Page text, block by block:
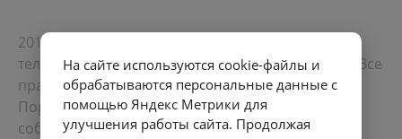
2012-2026 © Портал «Электронное интернет-
телевидение правительства Санкт-Петербурга». Все
права защищены.
Портал Санкт-Петербурга- о его людях, жизни,
событиях, последних новостях.
На сайте используются cookie-файлы и
обрабатываются персональные данные с
помощью Яндекс Метрики для
улучшения работы сайта. Продолжая